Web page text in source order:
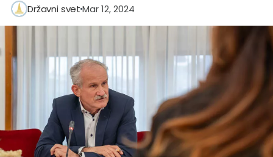
Državni svetMar 12, 2024